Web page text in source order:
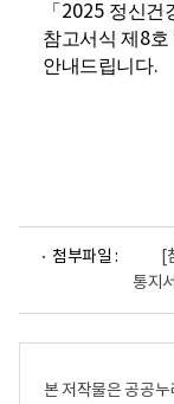
「 2025 정신건
참고서식 제 8호
안내드립니다.
첨부파일 :
통지
어
본 저작물은 공공